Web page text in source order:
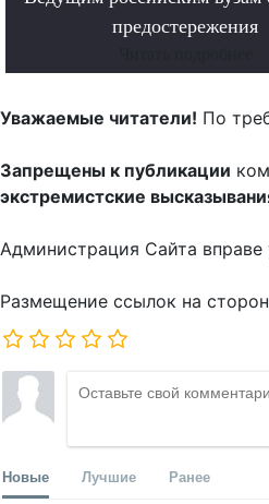
предостережения
Уважаемые читатели! По
Запрещены к публикации
экстремистские
Администрация Сайта вправе
Размещение ссылок на
Новые Лучшие Ранее